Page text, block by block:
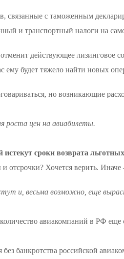
связанные с таможенным
и транспортный налоги на
действующее лизинговое
будет тяжело найти новых
но возникающие
роста цен на авиабилеты.
сроки возврата
отсрочки? Хочется верить.
и, весьма возможно, еще
авиакомпаний в РФ
банкротства российской